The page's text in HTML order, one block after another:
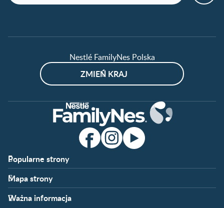
Nestlé FamilyNes Polska
ZMIEŃ KRAJ
Popularne strony​
Nestlé FamilyNes
Kontakt
FAQ
Program edukacyjny
Mapa strony​
Planowanie ciąży
Plamienie implantacyjne –
Ciąża
Ważna informacja